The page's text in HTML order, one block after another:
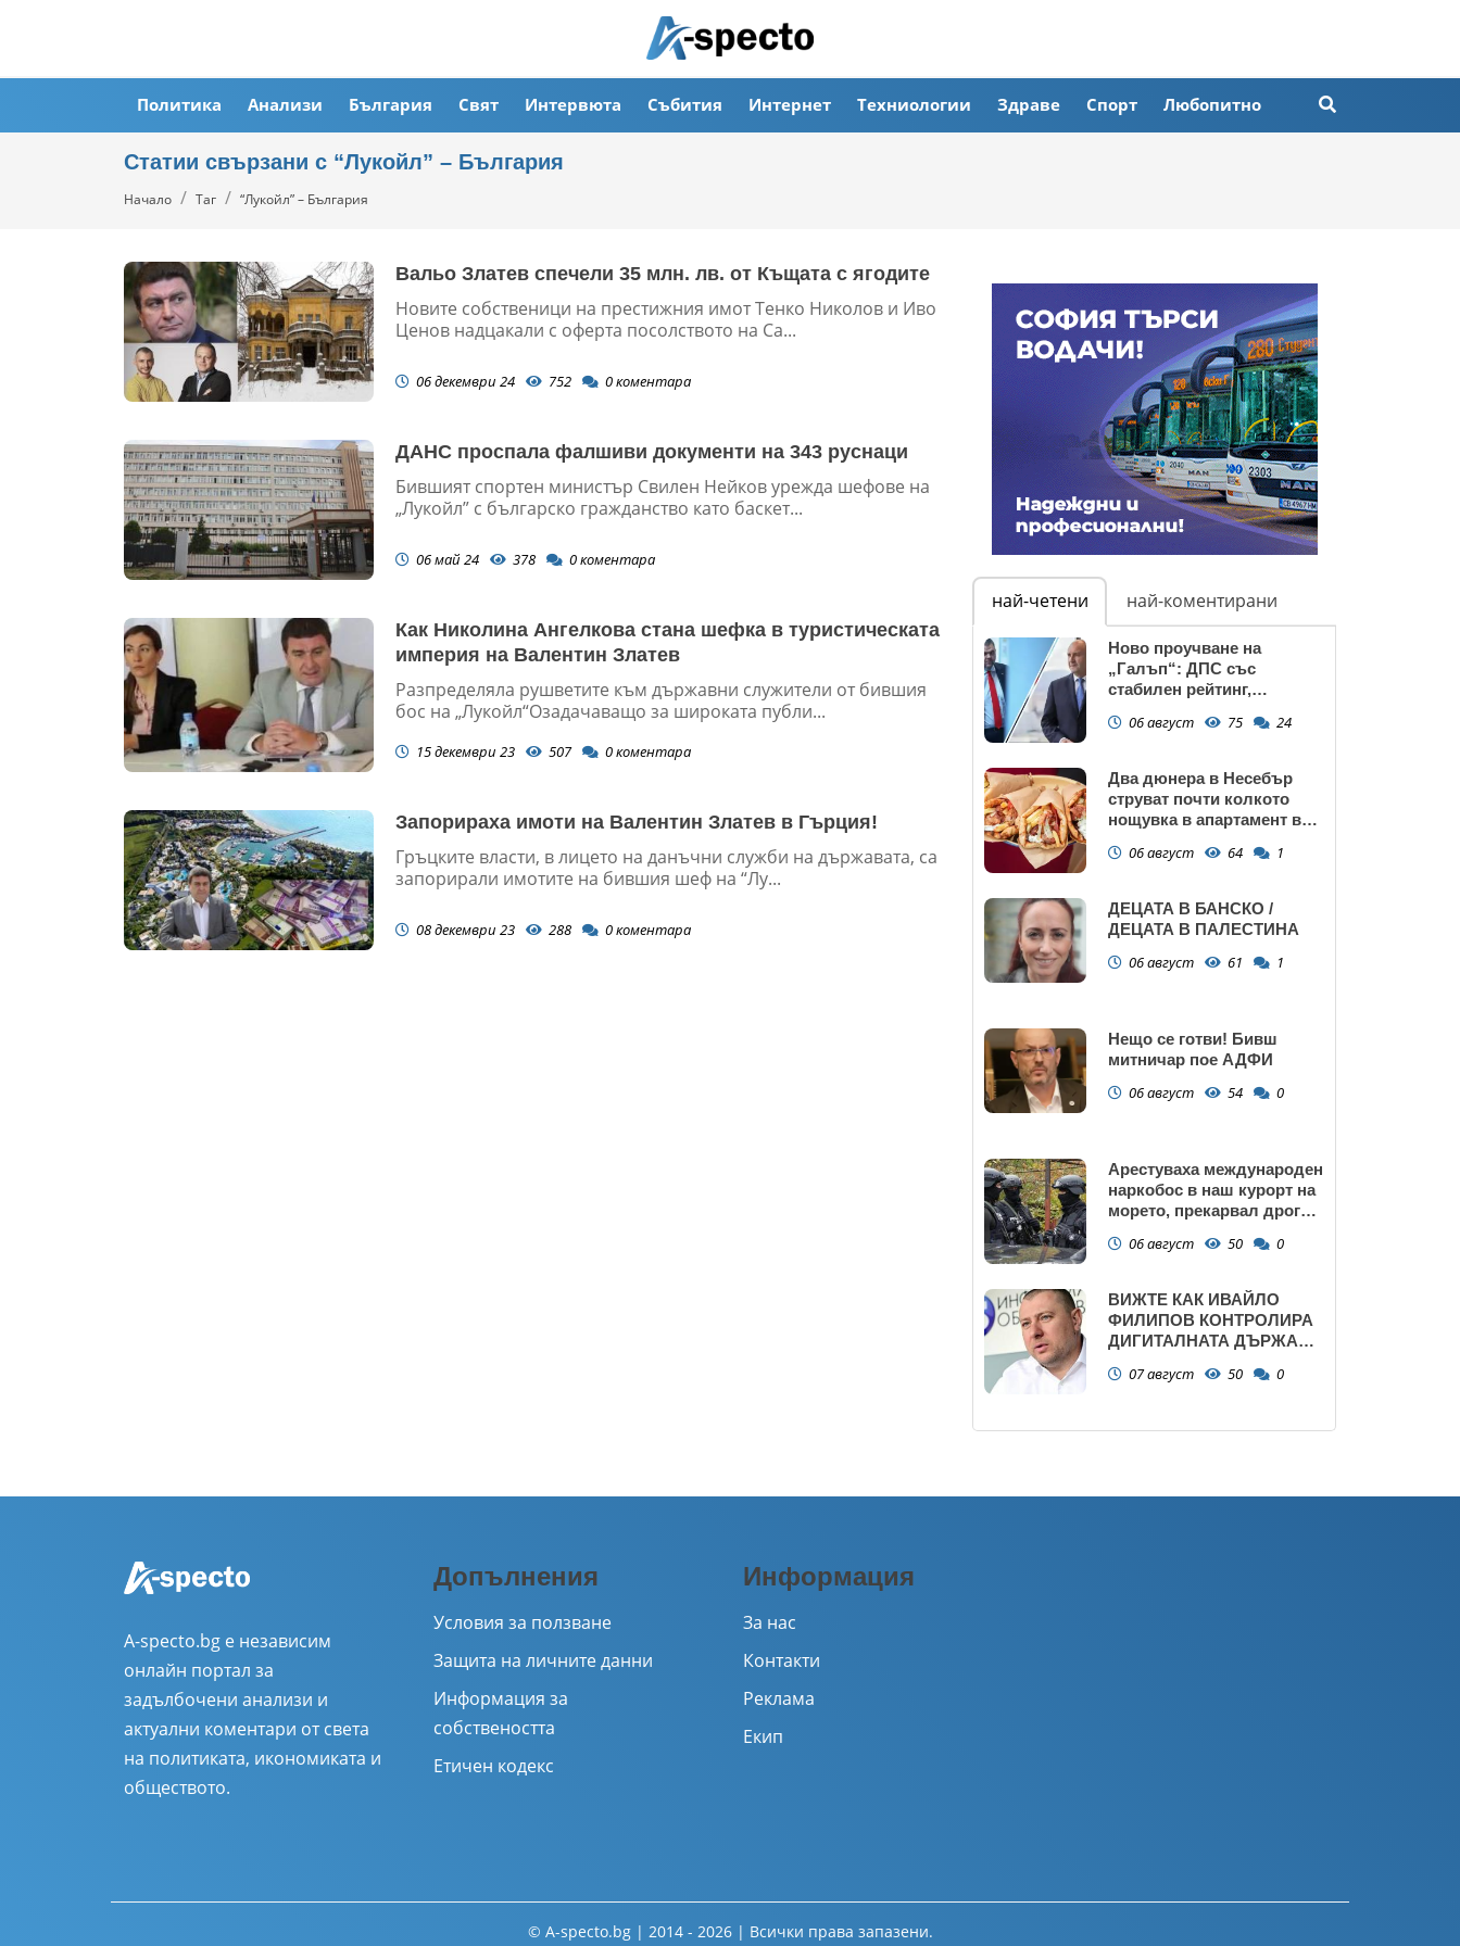
Политика Анализи България Свят Интервюта Събития Интернет Техниологии Здраве Спорт Любопитно
Статии свързани с “Лукойл” – България
Начало Таг “Лукойл” – България
Вальо Златев спечели 35 млн. лв. от Къщата с ягодите
Новите собственици на престижния имот Тенко Николов и Иво
Ценов надцакали с оферта посолството на Са...
06 декември 24 752 0коментара
ДАНС проспала фалшиви документи на 343 руснаци
Бившият спортен министър Свилен Нейков урежда шефове на
„Лукойл” с българско гражданство като баскет...
06 май 24 378 0коментара
Как Николина Ангелкова стана шефка в туристическата
империя на Валентин Златев
Разпределяла рушветите към държавни служители от бившия
бос на „Лукойл“Озадачаващо за широката публи...
15 декември 23 507 0коментара
Запорираха имоти на Валентин Златев в Гърция!
Гръцките власти, в лицето на данъчни служби на държавата, са
запорирали имотите на бившия шеф на “Лу...
08 декември 23 288 0коментара
най-четени най-коментирани
Ново проучване на
„Галъп“: ДПС със
стабилен рейтинг,
запазва
06 август 75 24
Два дюнера в Несебър
струват почти колкото
нощувка в апартамент в
06 август 64 1
ДЕЦАТА В БАНСКО /
ДЕЦАТА В ПАЛЕСТИНА
06 август 61 1
Нещо се готви! Бивш
митничар пое АДФИ
06 август 54 0
Арестуваха международен
наркобос в наш курорт на
морето, прекарвал дрога
06 август 50 0
ВИЖТЕ КАК ИВАЙЛО
ФИЛИПОВ КОНТРОЛИРА
ДИГИТАЛНАТА ДЪРЖАВА
ПРАВИТЕЛСТВОТО?
07 август 50 0
A-specto.bg е независим
онлайн портал за
задълбочени анализи и
актуални коментари от света
на политиката, икономиката и
обществото.
Допълнения
Условия за ползване
Защита на личните данни
Информация за
собствеността
Етичен кодекс
Информация
За нас
Контакти
Реклама
Екип
© A-specto.bg | 2014 - 2026 | Всички права запазени.